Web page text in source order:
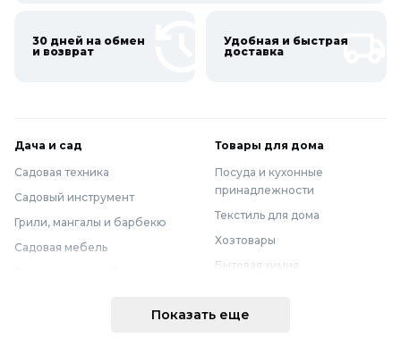
30 дней на обмен
и возврат
Удобная и быстрая
доставка
Дача и сад
Садовая техника
Садовый инструмент
Грили, мангалы и барбекю
Садовая мебель
Товары для дома
Посуда и кухонные
принадлежности
Текстиль для дома
Хозтовары
Бытовая химия
Мебель
Показать еще